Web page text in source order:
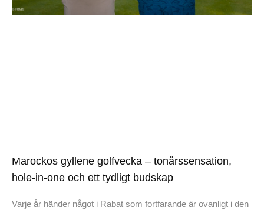
Marockos gyllene golfvecka – tonårssensation,
hole-in-one och ett tydligt budskap
Varje år händer något i Rabat som fortfarande är ovanligt i den